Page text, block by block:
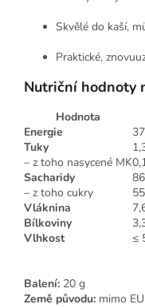
Skvělé do kaší,
Praktické,
Nutriční hodnoty
Hodnota
Energie
Tuky
– z toho nasycené MK
Sacharidy
– z toho cukry
Vláknina
Bílkoviny
Vlhkost
≤
Balení: 20 g
Země původu: mimo EU